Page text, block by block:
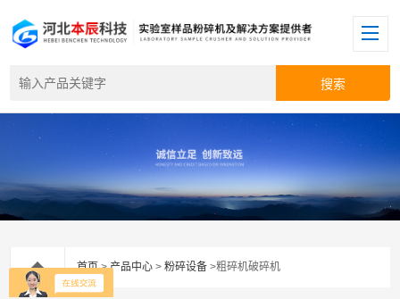
首页>产品中心 >粉碎设备 >粗碎机破碎机